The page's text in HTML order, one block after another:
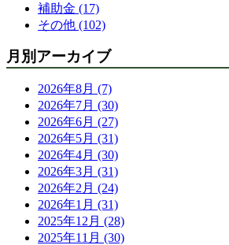
補助金 (17)
その他 (102)
月別アーカイブ
2026年8月 (7)
2026年7月 (30)
2026年6月 (27)
2026年5月 (31)
2026年4月 (30)
2026年3月 (31)
2026年2月 (24)
2026年1月 (31)
2025年12月 (28)
2025年11月 (30)